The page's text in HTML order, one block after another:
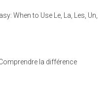
When to Use Le, La, Les, Un,
la différence